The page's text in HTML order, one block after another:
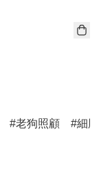
老狗照顧
細